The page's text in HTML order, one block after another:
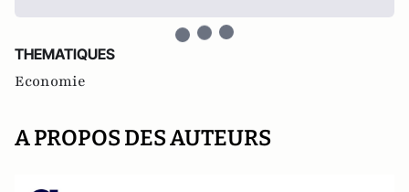
THEMATIQUES
Economie
A PROPOS DES AUTEURS